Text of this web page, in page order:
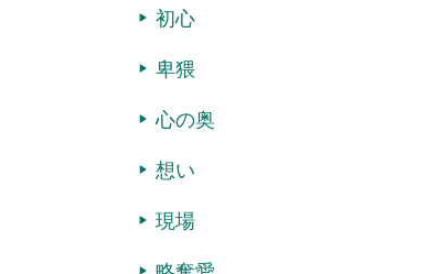
初心
卑猥
心の奥
想い
現場